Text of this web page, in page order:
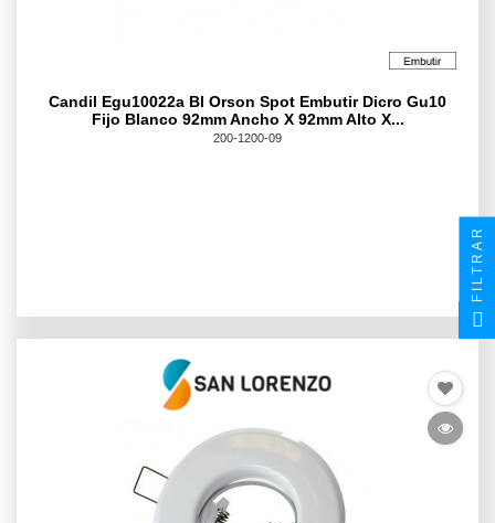
Candil Egu10022a Bl Orson Spot Embutir Dicro Gu10
Fijo Blanco 92mm Ancho X 92mm Alto X...
200-1200-09
FILTRAR